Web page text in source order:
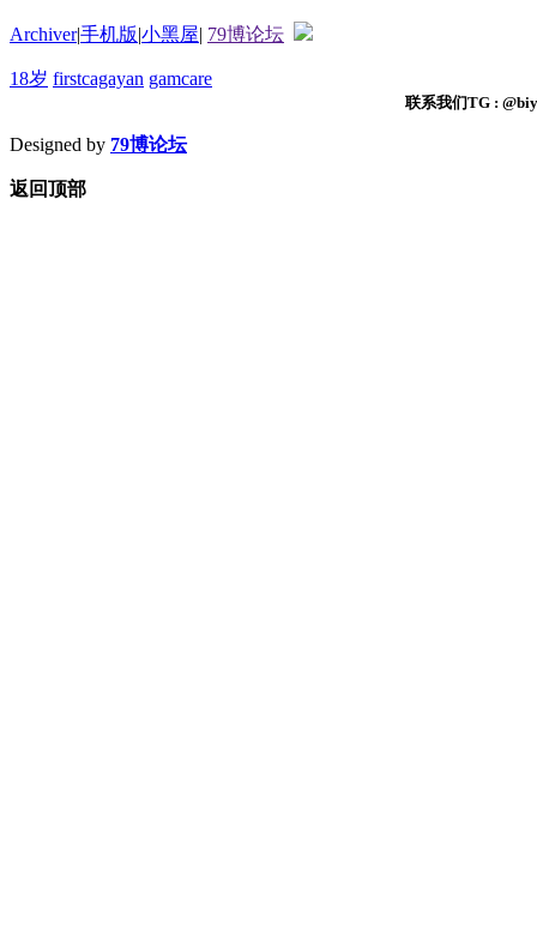
Archiver|手机版|小黑屋| 79博论坛
18岁 firstcagayan gamcare
联系我们TG :
Designed by 79博论坛
返回顶部